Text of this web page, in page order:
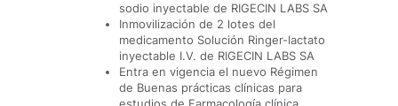
sodio inyectable de RIGECIN LABS SA
Inmovilización de 2 lotes del
medicamento Solución Ringer-lactato
inyectable I.V. de RIGECIN LABS SA
Entra en vigencia el nuevo Régimen
de Buenas prácticas clínicas para